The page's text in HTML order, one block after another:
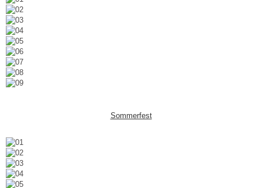
Sommerfest